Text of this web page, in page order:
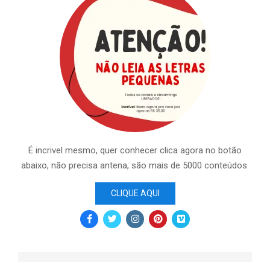
É incrivel mesmo, quer conhecer clica agora no botão
abaixo, não precisa antena, são mais de 5000 conteúdos.
CLIQUE AQUI